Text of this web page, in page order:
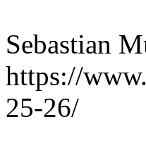
Sebastian
https://
25-26/